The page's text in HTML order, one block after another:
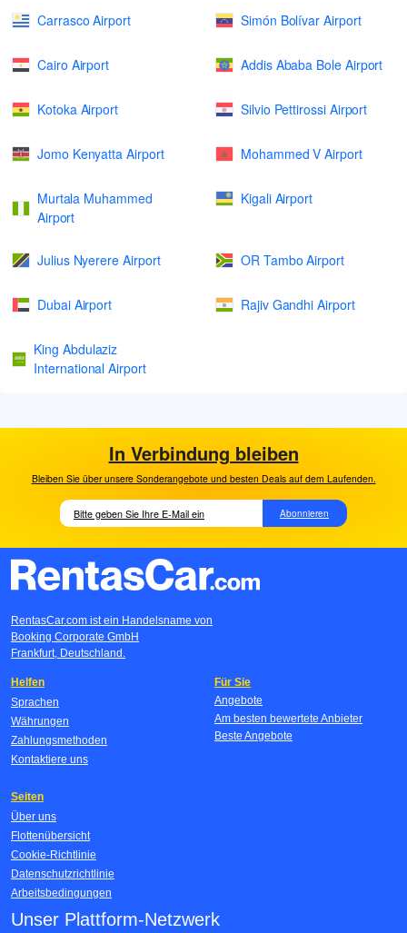
Carrasco Airport Simón Bolívar Airport
Cairo Airport Addis Ababa Bole Airport
Kotoka Airport Silvio Pettirossi Airport
Jomo Kenyatta Airport Mohammed V Airport
Murtala Muhammed
Airport
Kigali Airport
Julius Nyerere Airport OR Tambo Airport
Dubai Airport Rajiv Gandhi Airport
King Abdulaziz
International Airport
In Verbindung bleiben
Bleiben Sie über unsere Sonderangebote und besten Deals auf dem Laufenden.
Abonnieren
RentasCar.com ist ein Handelsname von
Booking Corporate GmbH
Frankfurt, Deutschland.
Helfen
Sprachen
Währungen
Zahlungsmethoden
Kontaktiere uns
Für Sie
Angebote
Am besten bewertete Anbieter
Beste Angebote
Seiten
Über uns
Flottenübersicht
Cookie-Richtlinie
Datenschutzrichtlinie
Arbeitsbedingungen
Unser Plattform-Netzwerk